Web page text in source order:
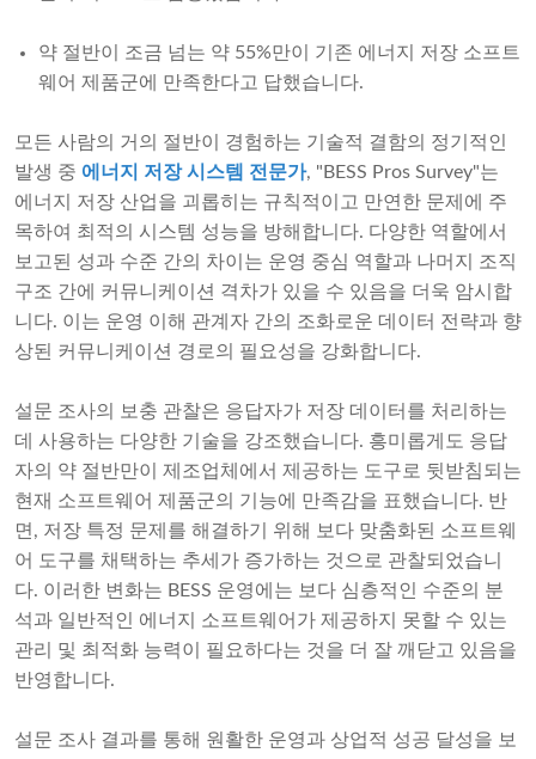
약 절반이 조금 넘는 약 55%만이 기존 에너지 저장 소프트
웨어 제품군에 만족한다고 답했습니다.
모든 사람의 거의 절반이 경험하는 기술적 결함의 정기적인
발생 중 에너지 저장 시스템 전문가, "BESS Pros Survey"는
에너지 저장 산업을 괴롭히는 규칙적이고 만연한 문제에 주
목하여 최적의 시스템 성능을 방해합니다. 다양한 역할에서
보고된 성과 수준 간의 차이는 운영 중심 역할과 나머지 조직
구조 간에 커뮤니케이션 격차가 있을 수 있음을 더욱 암시합
니다. 이는 운영 이해 관계자 간의 조화로운 데이터 전략과 향
상된 커뮤니케이션 경로의 필요성을 강화합니다.
설문 조사의 보충 관찰은 응답자가 저장 데이터를 처리하는
데 사용하는 다양한 기술을 강조했습니다. 흥미롭게도 응답
자의 약 절반만이 제조업체에서 제공하는 도구로 뒷받침되는
현재 소프트웨어 제품군의 기능에 만족감을 표했습니다. 반
면, 저장 특정 문제를 해결하기 위해 보다 맞춤화된 소프트웨
어 도구를 채택하는 추세가 증가하는 것으로 관찰되었습니
다. 이러한 변화는 BESS 운영에는 보다 심층적인 수준의 분
석과 일반적인 에너지 소프트웨어가 제공하지 못할 수 있는
관리 및 최적화 능력이 필요하다는 것을 더 잘 깨닫고 있음을
반영합니다.
설문 조사 결과를 통해 원활한 운영과 상업적 성공 달성을 보